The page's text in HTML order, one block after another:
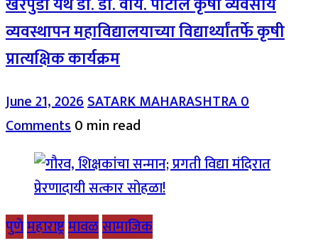
व्यवस्थापन महाविद्यालयाच्या विद्यार्थ्यांतर्फे कृषी
प्रात्यक्षिक कार्यक्रम
June 21, 2026SATARK MAHARASHTRA0
Comments0 min read
पुणेमहाराष्ट्रमावळसामाजिक